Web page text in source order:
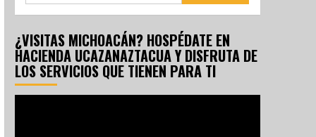
¿VISITAS MICHOACÁN? HOSPÉDATE EN
HACIENDA UCAZANAZTACUA Y DISFRUTA DE
LOS SERVICIOS QUE TIENEN PARA TI